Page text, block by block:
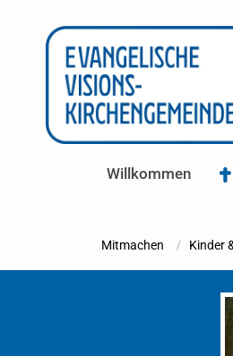
Willkommen
Mitmachen / Kinder